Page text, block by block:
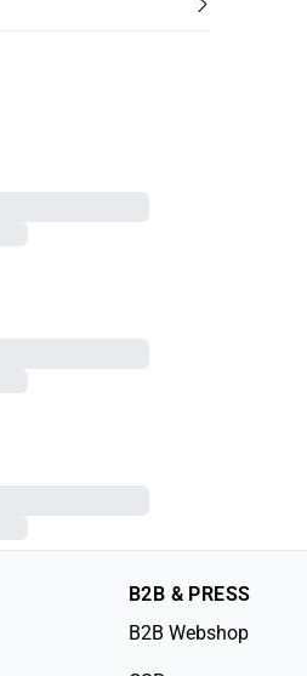
B2B & PRESS
B2B Webshop